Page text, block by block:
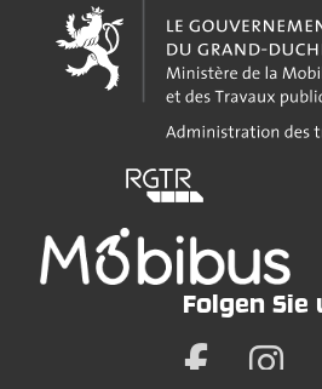
Folgen Sie